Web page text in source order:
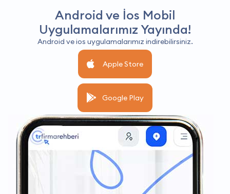
Android ve İos Mobil
Uygulamalarımız Yayında!
Android ve ios uygulamalarımız indirebilirsiniz.
Apple Store
Google Play